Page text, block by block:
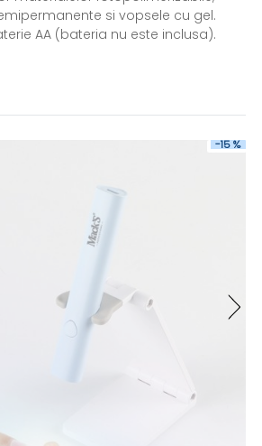
si vopsele cu gel.
AA (bateria nu este inclusa).
-15 %